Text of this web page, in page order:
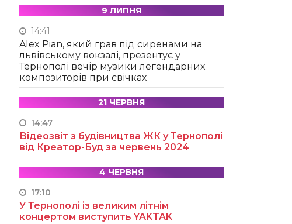
9 ЛИПНЯ
14:41
Alex Pian, який грав під сиренами на
львівському вокзалі, презентує у
Тернополі вечір музики легендарних
композиторів при свічках
21 ЧЕРВНЯ
14:47
Відеозвіт з будівництва ЖК у Тернополі
від Креатор-Буд за червень 2024
4 ЧЕРВНЯ
17:10
У Тернополі із великим літнім
концертом виступить YAKTAK